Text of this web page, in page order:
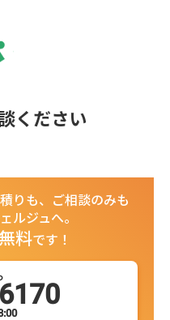
ください
りも、ご相談のみも
ルジュへ。
無料です！